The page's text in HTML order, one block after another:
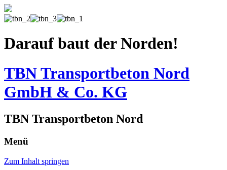
Darauf baut der Norden!
TBN Transportbeton Nord
GmbH & Co. KG
TBN Transportbeton Nord
Menü
Zum Inhalt springen